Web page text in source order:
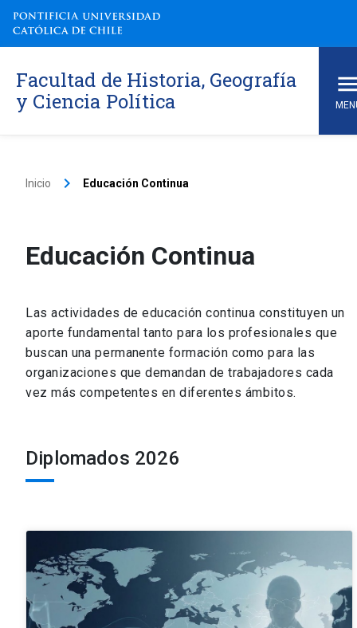
Facultad de Historia, Geografía
y Ciencia Política
Inicio keyboard_arrow_right Educación Continua
Educación Continua
Las actividades de educación continua constituyen un
aporte fundamental tanto para los profesionales que
buscan una permanente formación como para las
organizaciones que demandan de trabajadores cada
vez más competentes en diferentes ámbitos.
Diplomados 2026